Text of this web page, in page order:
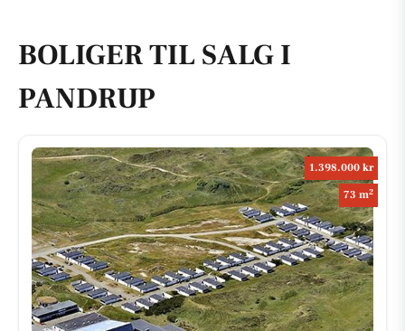
BOLIGER TIL SALG I
PANDRUP
1.398.000 kr
73 m2